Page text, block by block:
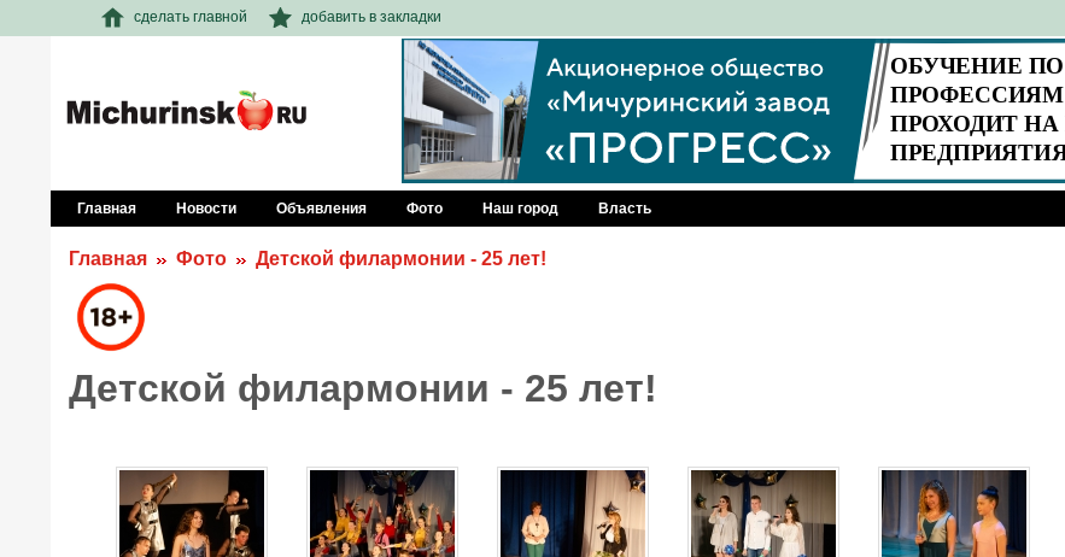
сделать главной добавить в закладки
Главная Новости Объявления Фото Наш город Власть
Главная Фото Детской филармонии - 25 лет!
Детской филармонии - 25 лет!